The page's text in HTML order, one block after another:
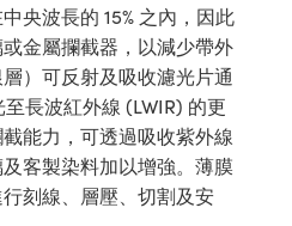
央波長的 15% 之內，因此
金屬攔截器，以減少帶外
）可反射及吸收濾光片通
長波紅外線 (LWIR) 的更
能力，可透過吸收紫外線
客製染料加以增強。薄膜
刻線、層壓、切割及安